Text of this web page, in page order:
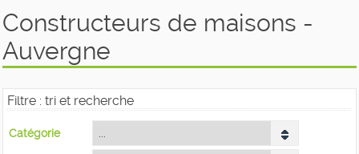
Constructeurs de maisons -
Auvergne
Filtre : tri et recherche
Catégorie